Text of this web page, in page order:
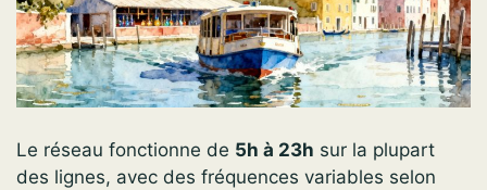
Le réseau fonctionne de 5h à 23h sur la plupart
des lignes, avec des fréquences variables selon